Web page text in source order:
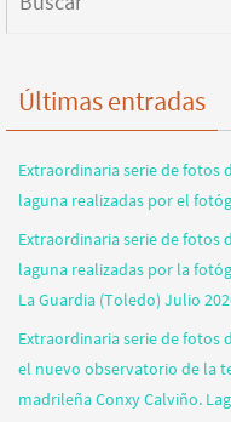
Últimas entradas
Extraordinaria serie de fotos
laguna realizadas por el
Extraordinaria serie de fotos
laguna realizadas por la
La Guardia (Toledo) Julio
Extraordinaria serie de fotos
el nuevo observatorio de la
madrileña Conxy Calviño.